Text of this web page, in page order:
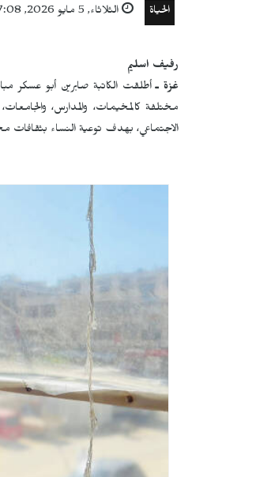
الحياة الثلاثاء, 5 مايو 2026, 07:08
رفيف اسليم
غزة ـأطلقت الكاتبة صابرين أبو عسكر
مختلفة كالمخيمات، والمدارس،
الاجتماعي، بهدف توعية النساء بثقافات